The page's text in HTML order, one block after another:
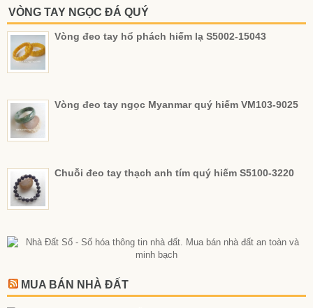
VÒNG TAY NGỌC ĐÁ QUÝ
Vòng đeo tay hổ phách hiếm lạ S5002-15043
Vòng đeo tay ngọc Myanmar quý hiếm VM103-9025
Chuỗi đeo tay thạch anh tím quý hiếm S5100-3220
MUA BÁN NHÀ ĐẤT